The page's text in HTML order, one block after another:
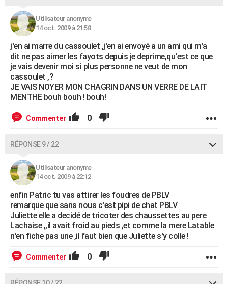
Utilisateur anonyme
14 oct. 2009 à 21:58
j'en ai marre du cassoulet ,j'en ai envoyé a un ami qui m'a
dit ne pas aimer les fayots depuis je deprime,qu'est ce que
je vais devenir moi si plus personne ne veut de mon
cassoulet ,?
JE VAIS NOYER MON CHAGRIN DANS UN VERRE DE LAIT
MENTHE bouh bouh ! bouh!
Commenter 0
RÉPONSE 9 / 22
Utilisateur anonyme
14 oct. 2009 à 22:12
enfin Patric tu vas attirer les foudres de PBLV
remarque que sans nous c'est pipi de chat PBLV
Juliette elle a decidé de tricoter des chaussettes au pere
Lachaise ,,il avait froid au pieds ,et comme la mere Latable
n'en fiche pas une ,il faut bien que Juliette s'y colle !
Commenter 0